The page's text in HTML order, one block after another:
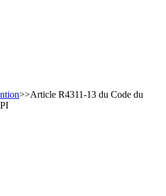
>>Article R4311-13 du Code du